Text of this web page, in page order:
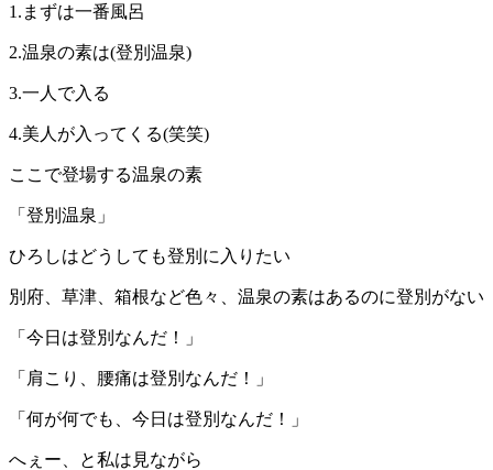
1.まずは一番風呂
2.温泉の素は(登別温泉)
3.一人で入る
4.美人が入ってくる(笑笑)
ここで登場する温泉の素
「登別温泉」
ひろしはどうしても登別に入りたい
別府、草津、箱根など色々、温泉の素はあるのに登別がない
「今日は登別なんだ！」
「肩こり、腰痛は登別なんだ！」
「何が何でも、今日は登別なんだ！」
へぇー、と私は見ながら